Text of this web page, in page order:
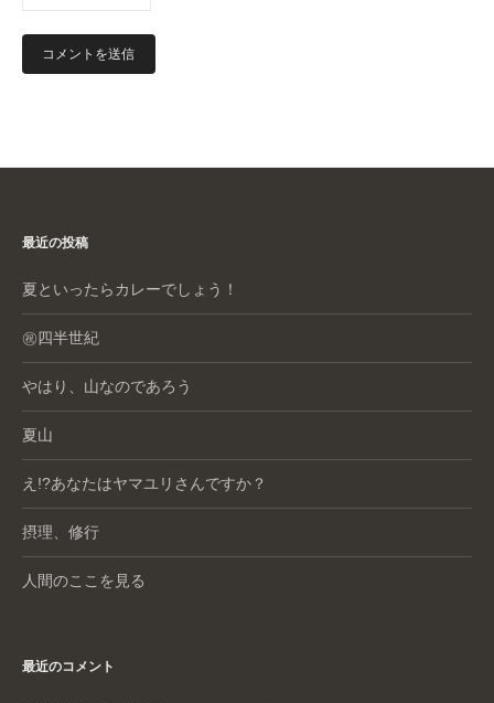
最近の投稿
夏といったらカレーでしょう！
㊗️四半世紀
やはり、山なのであろう
夏山
え!?あなたはヤマユリさんですか？
摂理、修行
人間のここを見る
最近のコメント